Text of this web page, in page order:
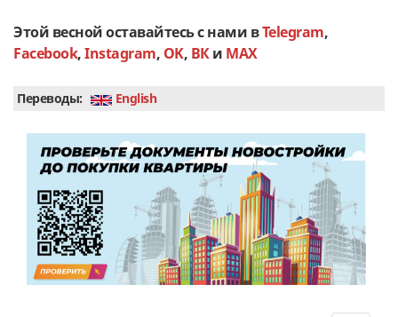
Этой весной оставайтесь с нами вTelegram,
Facebook,Instagram, OK, ВК и MAX
Переводы: English